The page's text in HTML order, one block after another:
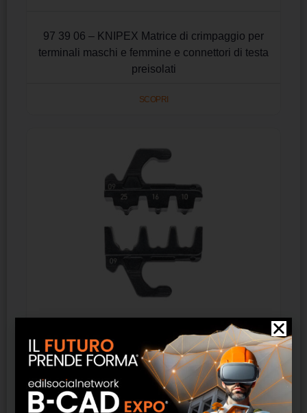
97 39 06 – KNIPEX Matrice di crimpaggio per
terminali maschi e femmine e connettori di testa
preisolati
SCOPRI
97 39 08 – KNIPEX Matrice di crimpaggio per
terminali a bussola preisolati e non isolati
SCOPRI